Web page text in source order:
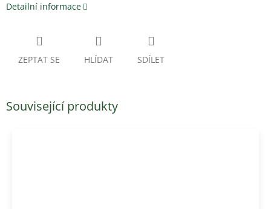
Detailní informace
ZEPTAT SE HLÍDAT SDÍLET
Související produkty